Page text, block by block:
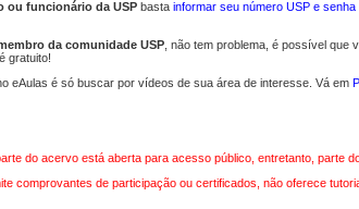
ou funcionário da USP basta informar seu número USP e senha
da comunidade USP , não tem problema, é possível que
gratuito!
eAulas é só buscar por vídeos de sua área de interesse. Vá em
do acervo está aberta para acesso público, entretanto, parte
comprovantes de participação ou certificados, não oferece